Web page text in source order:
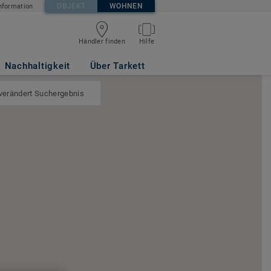
OBJEKT WOHNEN
Händler finden Hilfe
Nachhaltigkeit Über Tarkett
Suchergebnis